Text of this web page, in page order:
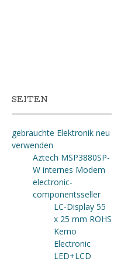
SEITEN
gebrauchte Elektronik neu
verwenden
Aztech MSP3880SP-
W internes Modem
electronic-
componentsseller
LC-Display 55
x 25 mm ROHS
Kemo
Electronic
LED+LCD